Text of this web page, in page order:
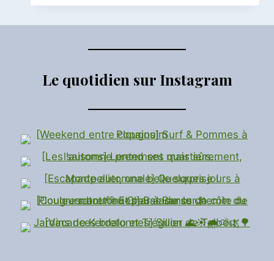
PORTUGAL
Le quotidien sur Instagram